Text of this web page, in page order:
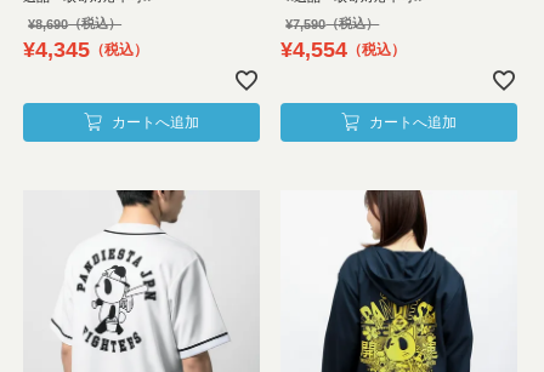
¥8,690
¥4,345 税込
カートへ追加
¥7,590
¥4,554 税込
カートへ追加